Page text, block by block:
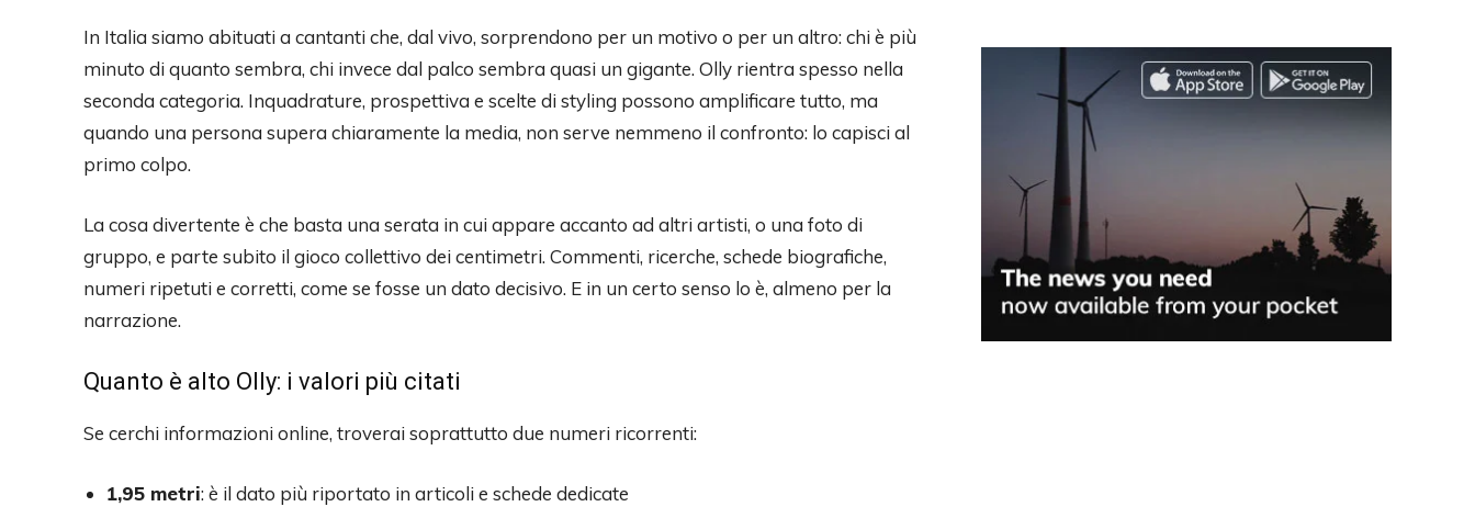
In Italia siamo abituati a cantanti che, dal vivo, sorprendono per un motivo o per un altro: chi è più
minuto di quanto sembra, chi invece dal palco sembra quasi un gigante. Olly rientra spesso nella
seconda categoria. Inquadrature, prospettiva e scelte di styling possono amplificare tutto, ma
quando una persona supera chiaramente la media, non serve nemmeno il confronto: lo capisci al
primo colpo.
La cosa divertente è che basta una serata in cui appare accanto ad altri artisti, o una foto di
gruppo, e parte subito il gioco collettivo dei centimetri. Commenti, ricerche, schede biografiche,
numeri ripetuti e corretti, come se fosse un dato decisivo. E in un certo senso lo è, almeno per la
narrazione.
Quanto è alto Olly: i valori più citati
Se cerchi informazioni online, troverai soprattutto due numeri ricorrenti:
1,95 metri: è il dato più riportato in articoli e schede dedicate